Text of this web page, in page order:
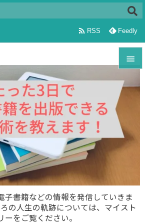
子書籍などの情報を発信していきま
の人生の軌跡については、マイスト
ーをご覧ください。


メニュ

前へ

検索
 RSS Feedly